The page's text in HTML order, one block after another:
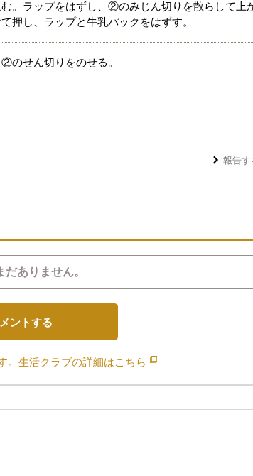
。ラップをはずし、②のみじん切りを散らして上
押し、ラップと牛乳パックをはずす。
のせん切りをのせる。
報告す
だありません。
ントする
。生活クラブの詳細はこちら 別のウィンドウで開き